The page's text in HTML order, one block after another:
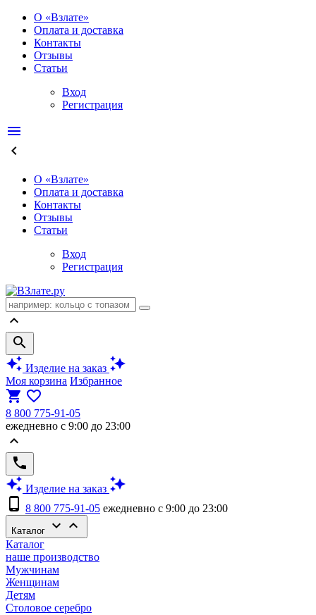
О «Взлате»
Оплата и доставка
Контакты
Отзывы
Статьи
Вход
Регистрация
menu
keyboard_arrow_left
О «Взлате»
Оплата и доставка
Контакты
Отзывы
Статьи
Вход
Регистрация
keyboard_arrow_up
search
auto_awesome Изделие на заказ auto_awesome
Моя корзина Избранное
shopping_cart favorite_border
8 800 775-91-05
ежедневно с 9:00 до 23:00
keyboard_arrow_up
phone
auto_awesome Изделие на заказ auto_awesome
phone_android 8 800 775-91-05 ежедневно с 9:00 до 23:00
Каталог keyboard_arrow_down keyboard_arrow_up
Каталог
наше производство
Мужчинам
Женщинам
Детям
Столовое серебро